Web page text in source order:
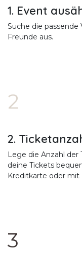
1. Event
Suche die
Freunde aus.
2
2.
Lege die Anzahl der
deine Tickets
Kreditkarte oder mit
3